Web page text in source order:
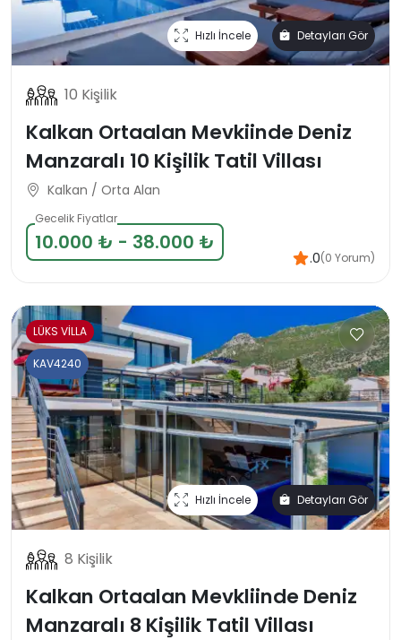
Hızlı İncele Detayları Gör
10 Kişilik
Kalkan Ortaalan Mevkiinde Deniz
Manzaralı 10 Kişilik Tatil Villası
Kalkan / Orta Alan
Gecelik Fiyatlar
10.000 ₺ - 38.000 ₺
.0(0 Yorum)
LÜKS VİLLA
Hızlı İncele Detayları Gör
KAV4240
8 Kişilik
Kalkan Ortaalan Mevkliinde Deniz
Manzaralı 8 Kişilik Tatil Villası